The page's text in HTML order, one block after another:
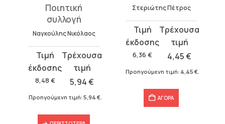
Ποιητική
συλλογή
Ναγκούλης Νικόλαος
8,48 €
Original
price
was:
8,48 €.
5,94€
τρέχουσα
τιμή
είναι:
Προηγούμενη τιμή: 5,94 €.
Στεριώτης Πέτρος
6,36 €
Original
price
was:
6,36 €.
4,45€
τρέχουσα
τιμή
είναι:
Προηγούμενη τιμή: 4,45 €.
ΑΓΟΡΑ